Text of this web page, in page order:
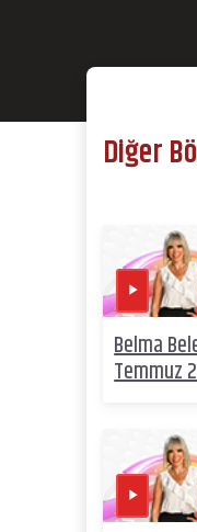
Diğer
Belma
Temmuz